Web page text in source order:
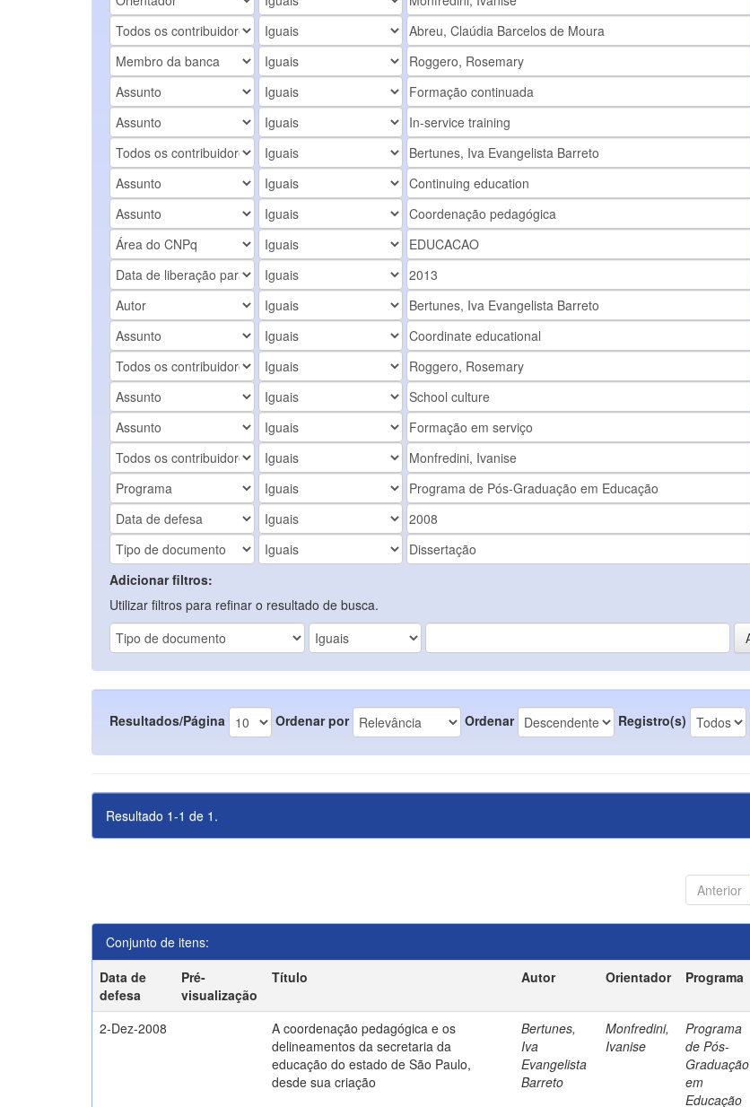
Adicionar filtros:
Utilizar filtros para refinar o resultado de busca.
Resultados/Página Ordenar por Ordenar Registro(s)
Resultado 1-1 de 1.
Anterior
Conjunto de itens:
Data de
defesa
Pré-
visualização
Título Autor Orientador Programa
2-Dez-2008
A coordenação pedagógica e os
delineamentos da secretaria da
educação do estado de São Paulo,
desde sua criação
Bertunes,
Iva
Evangelista
Barreto
Monfredini,
Ivanise
Programa
de Pós-
Graduação
em
Educação